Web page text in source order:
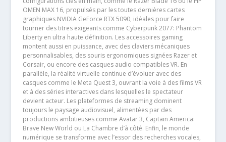
OMEN MAX 16, propulsés par les toutes dernières cartes
graphiques NVIDIA GeForce RTX 5090, idéales pour faire
tourner des titres exigeants comme Cyberpunk 2077: Phantom
Liberty en ultra haute définition. Les accessoires gaming
montent aussi en puissance, avec des claviers mécaniques
personnalisables, des souris ergonomiques signées Razer et
Corsair, ou encore des casques audio compatibles VR. En
parallèle, la réalité virtuelle continue d’évoluer avec des
casques comme le Meta Quest 3, ouvrant la voie à des films VR
et à des séries interactives dans lesquelles le spectateur
devient acteur. Les plateformes de streaming dominent
toujours le paysage audiovisuel, alimentées par des
productions ambitieuses comme Avatar 3, Captain America:
Brave New World ou La Chambre d’à côté. Enfin, le monde
numérique se transforme avec l’essor des recherches vocales,